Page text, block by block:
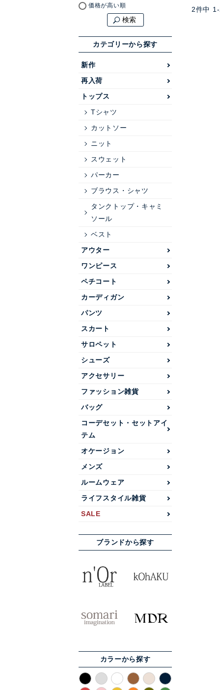
価格が高い順
検索
カテゴリーから探す
新作
再入荷
トップス
Tシャツ
カットソー
ニット
スウェット
パーカー
ブラウス・シャツ
タンクトップ・キャミ
ソール
ベスト
アウター
ワンピース
ペチコート
カーディガン
パンツ
スカート
サロペット
シューズ
アクセサリー
ファッション雑貨
バッグ
コーデセット・セットアイ
テム
オケージョン
メンズ
ルームウェア
ライフスタイル雑貨
SALE
ブランドから探す
カラーから探す
2件中 1 -